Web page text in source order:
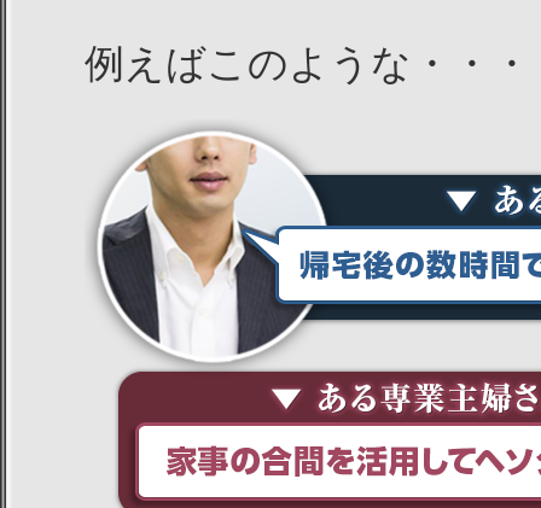
例えばこのような・・・